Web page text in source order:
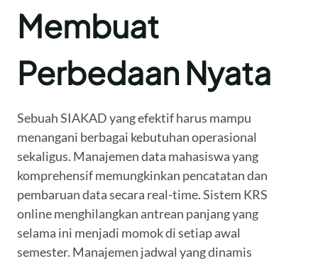
Membuat
Perbedaan Nyata
Sebuah SIAKAD yang efektif harus mampu
menangani berbagai kebutuhan operasional
sekaligus. Manajemen data mahasiswa yang
komprehensif memungkinkan pencatatan dan
pembaruan data secara real-time. Sistem KRS
online menghilangkan antrean panjang yang
selama ini menjadi momok di setiap awal
semester. Manajemen jadwal yang dinamis